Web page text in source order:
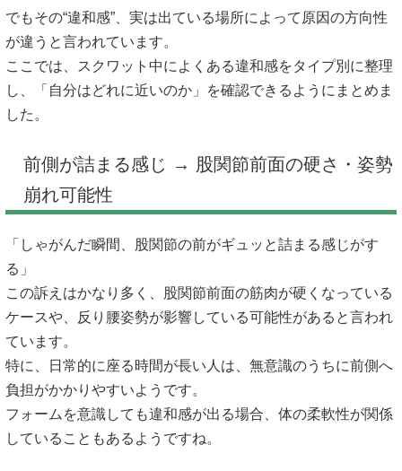
でもその“違和感”、実は出ている場所によって原因の方向性
が違うと言われています。
ここでは、スクワット中によくある違和感をタイプ別に整理
し、「自分はどれに近いのか」を確認できるようにまとめま
した。
前側が詰まる感じ → 股関節前面の硬さ・姿勢
崩れ可能性
「しゃがんだ瞬間、股関節の前がギュッと詰まる感じがす
る」
この訴えはかなり多く、股関節前面の筋肉が硬くなっている
ケースや、反り腰姿勢が影響している可能性があると言われ
ています。
特に、日常的に座る時間が長い人は、無意識のうちに前側へ
負担がかかりやすいようです。
フォームを意識しても違和感が出る場合、体の柔軟性が関係
していることもあるようですね。